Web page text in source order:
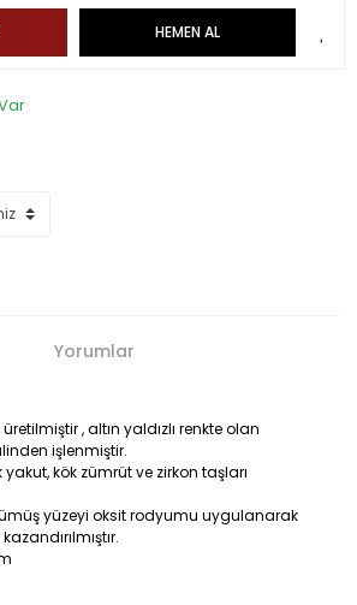
HEMEN AL
Yorumlar
, altın yaldızlı renkte olan
işlenmiştir.
yakut, kök zümrüt ve zirkon taşları
yüzeyi oksit rodyumu uygulanarak